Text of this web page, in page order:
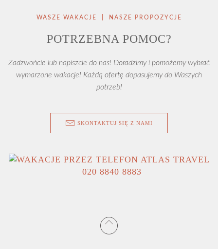
WASZE WAKACJE | NASZE PROPOZYCJE
POTRZEBNA POMOC?
Zadzwońcie lub napiszcie do nas! Doradzimy i pomożemy wybrać
wymarzone wakacje! Każdą ofertę dopasujemy do Waszych
potrzeb!
SKONTAKTUJ SIĘ Z NAMI
020 8840 8883